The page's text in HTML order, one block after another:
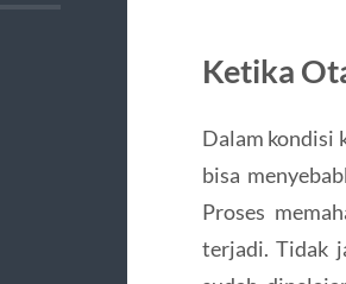
Ketika
Dalam kondisi
bisa
Proses
terjadi. Tidak